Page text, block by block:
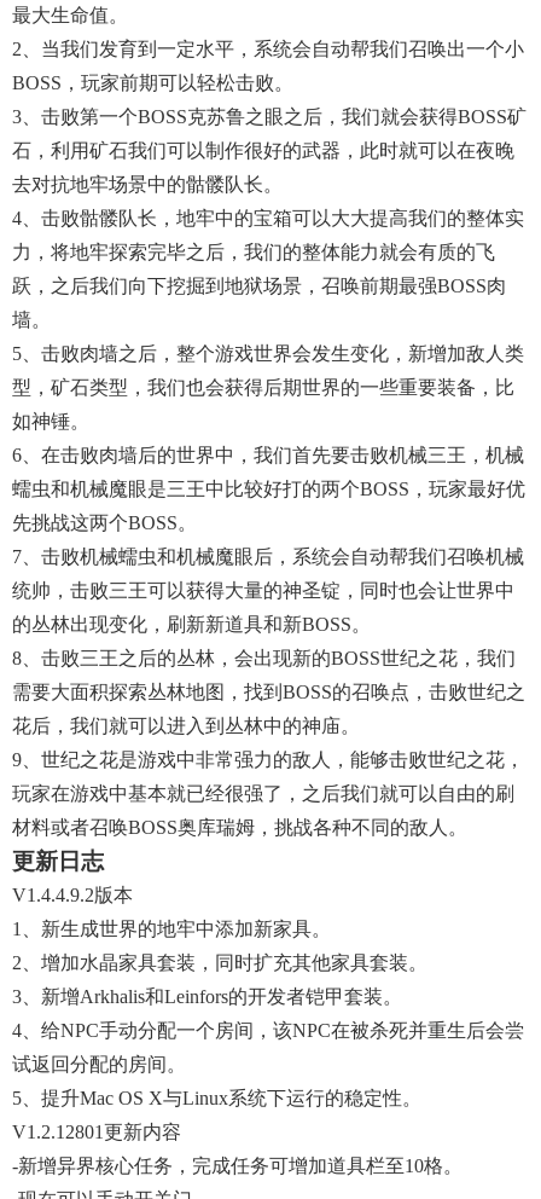
最大生命值。
2、当我们发育到一定水平，系统会自动帮我们召唤出一个小
BOSS，玩家前期可以轻松击败。
3、击败第一个BOSS克苏鲁之眼之后，我们就会获得BOSS矿
石，利用矿石我们可以制作很好的武器，此时就可以在夜晚
去对抗地牢场景中的骷髅队长。
4、击败骷髅队长，地牢中的宝箱可以大大提高我们的整体实
力，将地牢探索完毕之后，我们的整体能力就会有质的飞
跃，之后我们向下挖掘到地狱场景，召唤前期最强BOSS肉
墙。
5、击败肉墙之后，整个游戏世界会发生变化，新增加敌人类
型，矿石类型，我们也会获得后期世界的一些重要装备，比
如神锤。
6、在击败肉墙后的世界中，我们首先要击败机械三王，机械
蠕虫和机械魔眼是三王中比较好打的两个BOSS，玩家最好优
先挑战这两个BOSS。
7、击败机械蠕虫和机械魔眼后，系统会自动帮我们召唤机械
统帅，击败三王可以获得大量的神圣锭，同时也会让世界中
的丛林出现变化，刷新新道具和新BOSS。
8、击败三王之后的丛林，会出现新的BOSS世纪之花，我们
需要大面积探索丛林地图，找到BOSS的召唤点，击败世纪之
花后，我们就可以进入到丛林中的神庙。
9、世纪之花是游戏中非常强力的敌人，能够击败世纪之花，
玩家在游戏中基本就已经很强了，之后我们就可以自由的刷
材料或者召唤BOSS奥库瑞姆，挑战各种不同的敌人。
更新日志
V1.4.4.9.2版本
1、新生成世界的地牢中添加新家具。
2、增加水晶家具套装，同时扩充其他家具套装。
3、新增Arkhalis和Leinfors的开发者铠甲套装。
4、给NPC手动分配一个房间，该NPC在被杀死并重生后会尝
试返回分配的房间。
5、提升Mac OS X与Linux系统下运行的稳定性。
V1.2.12801更新内容
-新增异界核心任务，完成任务可增加道具栏至10格。